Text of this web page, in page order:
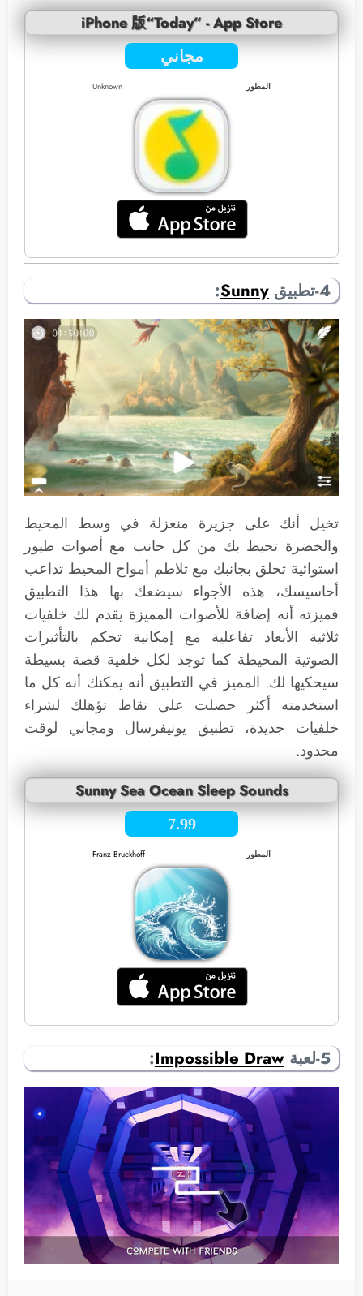
iPhone 版“Today” - App Store
مجاني
المطور Unknown
4-تطبيق Sunny
:
تخيل أنك على جزيرة منعزلة في وسط المحيط
والخضرة تحيط بك من كل جانب مع أصوات طيور
استوائية تحلق بجانبك مع تلاطم أمواج المحيط تداعب
أحاسيسك، هذه الأجواء سيضعك بها هذا التطبيق
فميزته أنه إضافة للأصوات المميزة يقدم لك خلفيات
ثلاثية الأبعاد تفاعلية مع إمكانية تحكم بالتأثيرات
الصوتية المحيطة كما توجد لكل خلفية قصة بسيطة
سيحكيها لك. المميز في التطبيق أنه يمكنك أنه كل ما
استخدمته أكثر حصلت على نقاط تؤهلك لشراء
خلفيات جديدة، تطبيق يونيفرسال ومجاني لوقت
محدود.
Sunny Sea Ocean Sleep Sounds
7.99
المطور Franz Bruckhoff
5-لعبة Impossible Draw
: